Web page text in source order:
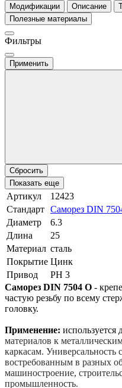
Модификации Описание
Полезные материалы
Фильтры
Применить
Сбросить
Показать еще
Артикул
12423
Стандарт Саморез DIN
Диаметр
6.3
Длина
25
Материал сталь
Покрытие Цинк
Привод
PH 3
Саморез DIN 7504 O -
частую резьбу по всему
головку.
Применение: используется
материалов к
каркасам. Универсальность
востребованным в разных
машиностроение,
промышленность.